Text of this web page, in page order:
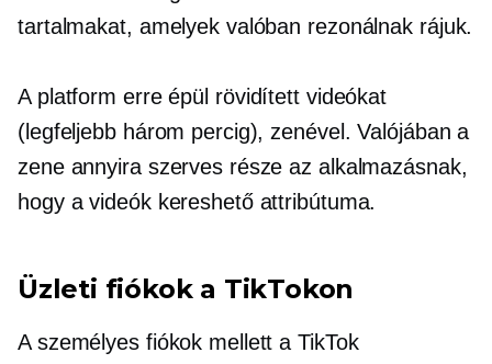
tartalmakat, amelyek valóban rezonálnak rájuk.
A platform erre épül rövidítettvideókat
(legfeljebb három percig), zenével. Valójában a
zene annyira szerves része az alkalmazásnak,
hogy a videók kereshető attribútuma.
Üzleti fiókok a TikTokon
A személyes fiókok mellett a TikTok